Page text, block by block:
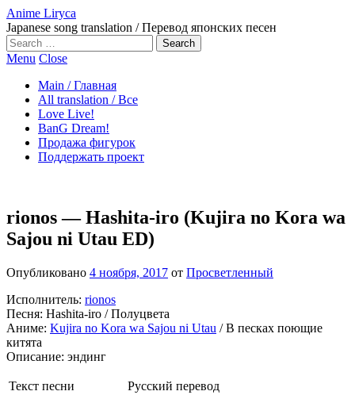
Anime Liryca
Japanese song translation / Перевод японских песен
Search
on:
Menu Close
Main / Главная
All translation / Все
Love Live!
BanG Dream!
Продажа фигурок
Поддержать проект
rionos — Hashita-iro (Kujira no Kora wa
Sajou ni Utau ED)
Опубликовано 4 ноября, 2017 от Просветленный
Исполнитель: rionos
Песня: Hashita-iro / Полуцвета
Аниме: Kujira no Kora wa Sajou ni Utau / В песках поющие
китята
Описание: эндинг
Текст песни
Русский перевод